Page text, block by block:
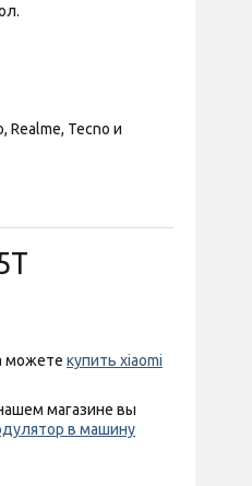
Tecno и
можете купить xiaomi
магазине вы
в машину